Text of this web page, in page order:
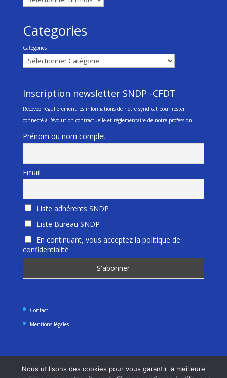
Categories
Catégories
Inscription newsletter SNDP -CFDT
Recevez régulièrement les informations de notre syndicat pour rester
connecté à l'évolution contractuelle et réglementaire de notre profession.
Prénom ou nom complet
Email
Liste adhérents SNDP
Liste Bureau SNDP
En continuant, vous acceptez la politique de
confidentialité
Contact
Mentions légales
Nous utilisons des cookies pour vous garantir la meilleure